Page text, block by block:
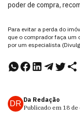
poder de compra,
Para evitar a perda do
que o comprador faça
por um especialista
DR Da Redação
Publicado em 18 de